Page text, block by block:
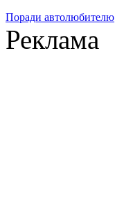
Поради автолюбителю
Реклама